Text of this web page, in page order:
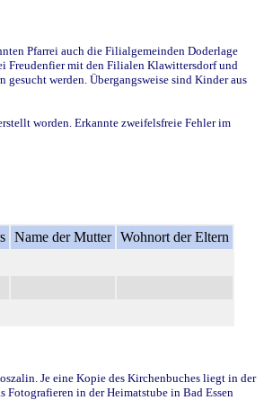
Pfarrei auch die Filialgemeinden Doderlage
Freudenfier mit den Filialen Klawittersdorf und
werden. Übergangsweise sind Kinder aus
worden. Erkannte zweifelsfreie Fehler im
Name der Mutter Wohnort der Eltern
Je eine Kopie des Kirchenbuches liegt in der
Fotografieren in der Heimatstube in Bad Essen